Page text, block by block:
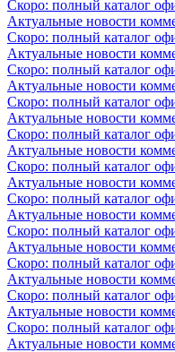
Скоро: полный каталог
Актуальные новости
Скоро: полный каталог
Актуальные новости
Скоро: полный каталог
Актуальные новости
Скоро: полный каталог
Актуальные новости
Скоро: полный каталог
Актуальные новости
Скоро: полный каталог
Актуальные новости
Скоро: полный каталог
Актуальные новости
Скоро: полный каталог
Актуальные новости
Скоро: полный каталог
Актуальные новости
Скоро: полный каталог
Актуальные новости
Скоро: полный каталог
Актуальные новости